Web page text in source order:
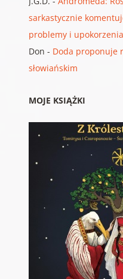
sarkastycznie
problemy i upokorzenia
Don - Doda proponuje
słowiańskim
MOJE KSIĄŻKI